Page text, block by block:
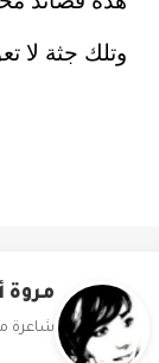
وتلك جثة لا
مروة
شاعرة